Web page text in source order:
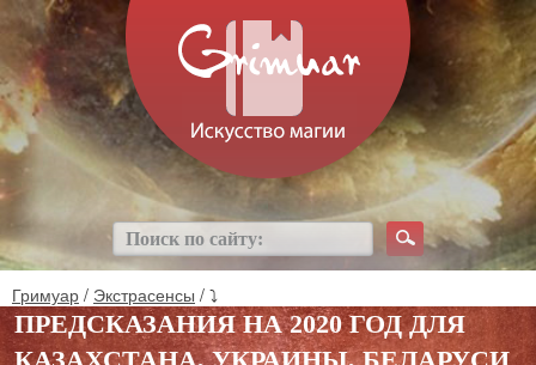
Гримуар / Экстрасенсы / ⤵
ПРЕДСКАЗАНИЯ НА 2020 ГОД ДЛЯ